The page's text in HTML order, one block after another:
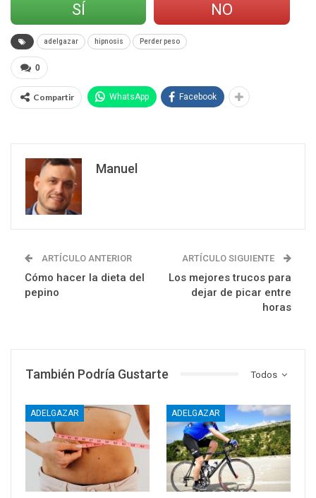
SÍ
NO
adelgazar hipnosis Perder peso
0
Compartir WhatsApp Facebook
Manuel
ARTÍCULO ANTERIOR
Cómo hacer la dieta del
pepino
ARTÍCULO SIGUIENTE
Los mejores trucos para
dejar de picar entre
horas
Todos
También Podría Gustarte
ADELGAZAR ADELGAZAR